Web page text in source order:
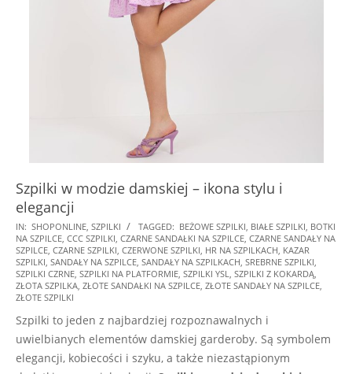
Szpilki w modzie damskiej – ikona stylu i
elegancji
2025-
01-
28
IN: SHOPONLINE, SZPILKI TAGGED: BEŻOWE SZPILKI, BIAŁE SZPILKI, BOTKI
NA SZPILCE, CCC SZPILKI, CZARNE SANDAŁKI NA SZPILCE, CZARNE SANDAŁY NA
SZPILCE, CZARNE SZPILKI, CZERWONE SZPILKI, HR NA SZPILKACH, KAZAR
SZPILKI, SANDAŁY NA SZPILCE, SANDAŁY NA SZPILKACH, SREBRNE SZPILKI,
SZPILKI CZRNE, SZPILKI NA PLATFORMIE, SZPILKI YSL, SZPILKI Z KOKARDĄ,
ZŁOTA SZPILKA, ZŁOTE SANDAŁKI NA SZPILCE, ZŁOTE SANDAŁY NA SZPILCE,
ZŁOTE SZPILKI
Szpilki to jeden z najbardziej rozpoznawalnych i
uwielbianych elementów damskiej garderoby. Są symbolem
elegancji, kobiecości i szyku, a także niezastąpionym